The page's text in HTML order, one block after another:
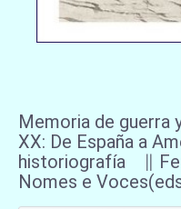
Memoria de guerra
XX: De España a
historiografía ∥
Nomes e